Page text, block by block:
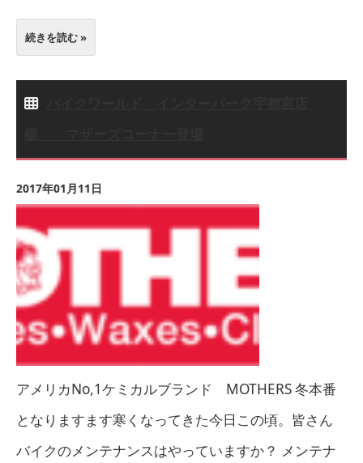
続きを読む »
2017年01月11日
アメリカNo,1ケミカルブランド MOTHERS 冬本番
となりますます寒くなってきた今日この頃。皆さん
バイクのメンテナンスはやっていますか？ メンテナ